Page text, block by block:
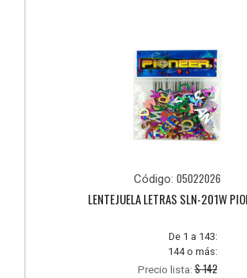
Código: 05022026
LENTEJUELA LETRAS SLN-201W
De 1 a 143:
144 o más:
Precio lista:$ 142